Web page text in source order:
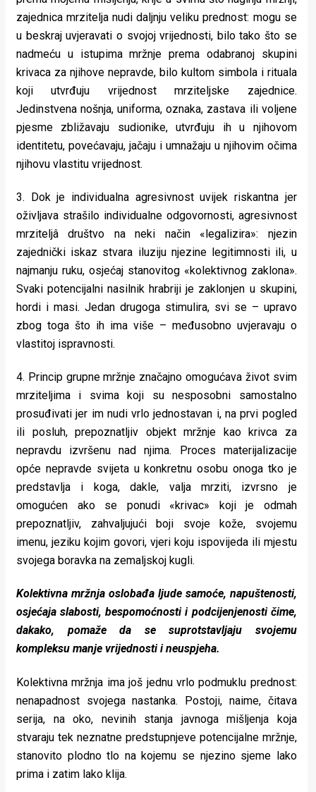
zajednica mrzitelja nudi daljnju veliku prednost: mogu se
u beskraj uvjeravati o svojoj vrijednosti, bilo tako što se
nadmeću u istupima mržnje prema odabranoj skupini
krivaca za njihove nepravde, bilo kultom simbola i rituala
koji utvrđuju vrijednost mrziteljske zajednice.
Jedinstvena nošnja, uniforma, oznaka, zastava ili voljene
pjesme zbližavaju sudionike, utvrđuju ih u njihovom
identitetu, povećavaju, jačaju i umnažaju u njihovim očima
njihovu vlastitu vrijednost.
3. Dok je individualna agresivnost uvijek riskantna jer
oživljava strašilo individualne odgovornosti, agresivnost
mrziteljâ društvo na neki način «legalizira»: njezin
zajednički iskaz stvara iluziju njezine legitimnosti ili, u
najmanju ruku, osjećaj stanovitog «kolektivnog zaklona».
Svaki potencijalni nasilnik hrabriji je zaklonjen u skupini,
hordi i masi. Jedan drugoga stimulira, svi se – upravo
zbog toga što ih ima više – međusobno uvjeravaju o
vlastitoj ispravnosti.
4. Princip grupne mržnje značajno omogućava život svim
mrziteljima i svima koji su nesposobni samostalno
prosuđivati jer im nudi vrlo jednostavan i, na prvi pogled
ili posluh, prepoznatljiv objekt mržnje kao krivca za
nepravdu izvršenu nad njima. Proces materijalizacije
opće nepravde svijeta u konkretnu osobu onoga tko je
predstavlja i koga, dakle, valja mrziti, izvrsno je
omogućen ako se ponudi «krivac» koji je odmah
prepoznatljiv, zahvaljujući boji svoje kože, svojemu
imenu, jeziku kojim govori, vjeri koju ispovijeda ili mjestu
svojega boravka na zemaljskoj kugli.
Kolektivna mržnja oslobađa ljude samoće, napuštenosti,
osjećaja slabosti, bespomoćnosti i podcijenjenosti čime,
dakako, pomaže da se suprotstavljaju svojemu
kompleksu manje vrijednosti i neuspjeha.
Kolektivna mržnja ima još jednu vrlo podmuklu prednost:
nenapadnost svojega nastanka. Postoji, naime, čitava
serija, na oko, nevinih stanja javnoga mišljenja koja
stvaraju tek neznatne predstupnjeve potencijalne mržnje,
stanovito plodno tlo na kojemu se njezino sjeme lako
prima i zatim lako klija.